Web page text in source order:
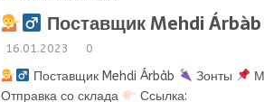
Поставщик Mehdi Árbàb
16.01.2023 0
Поставщик Mehdi Árbàb Зонты
Отправка со склада
Ссылка: